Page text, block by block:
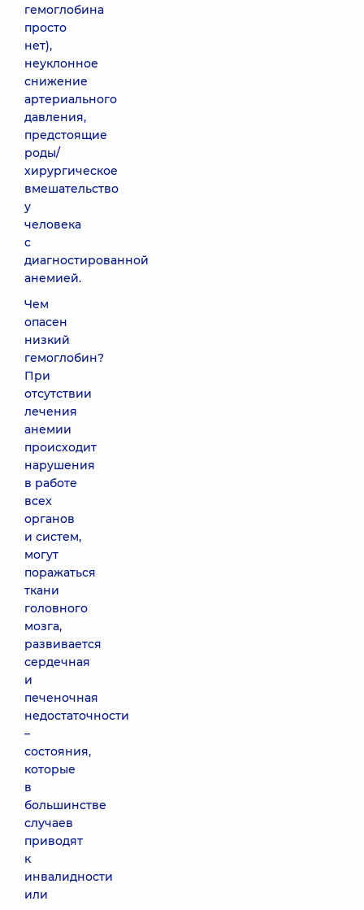
гемоглобина
просто
нет),
неуклонное
снижение
артериального
давления,
предстоящие
роды/
хирургическое
вмешательство
у
человека
с
диагностированной
анемией.
Чем
опасен
низкий
гемоглобин?
При
отсутствии
лечения
анемии
происходит
нарушения
в работе
всех
органов
и систем,
могут
поражаться
ткани
головного
мозга,
развивается
сердечная
и
печеночная
недостаточности
–
состояния,
которые
в
большинстве
случаев
приводят
к
инвалидности
или